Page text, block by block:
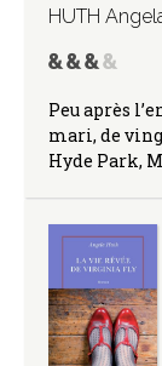
HUTH
Peu après
mari, de
Hyde Park,